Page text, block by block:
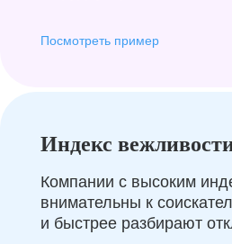
Посмотреть пример
Индекс
Компании с высоким
внимательны к
и быстрее разбирают